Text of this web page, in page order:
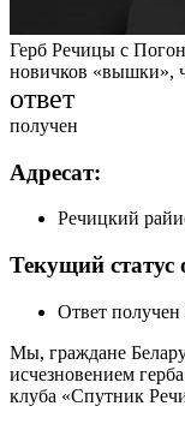
Герб Речицы с
новичков «вышки»,
ответ
получен
Адресат:
Речицкий
Текущий статус
Ответ получен
Мы, граждане
исчезновением
клуба «Спутник